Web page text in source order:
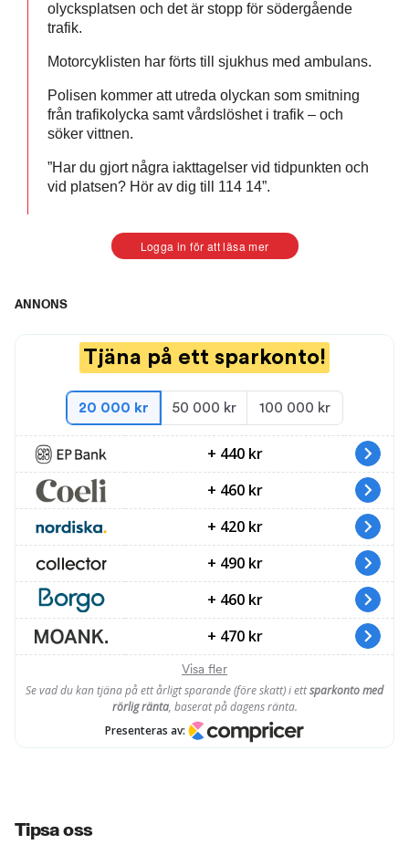
olycksplatsen och det är stopp för södergående
trafik.
Motorcyklisten har förts till sjukhus med ambulans.
Polisen kommer att utreda olyckan som smitning
från trafikolycka samt vårdslöshet i trafik – och
söker vittnen.
”Har du gjort några iakttagelser vid tidpunkten och
vid platsen? Hör av dig till 114 14”.
Logga in för att läsa mer
ANNONS
Tipsa oss